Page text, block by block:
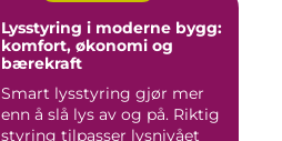
Lysstyring i moderne bygg:
komfort, økonomi og
bærekraft
Smart lysstyring gjør mer
enn å slå lys av og på. Riktig
styring tilpasser lysnivået